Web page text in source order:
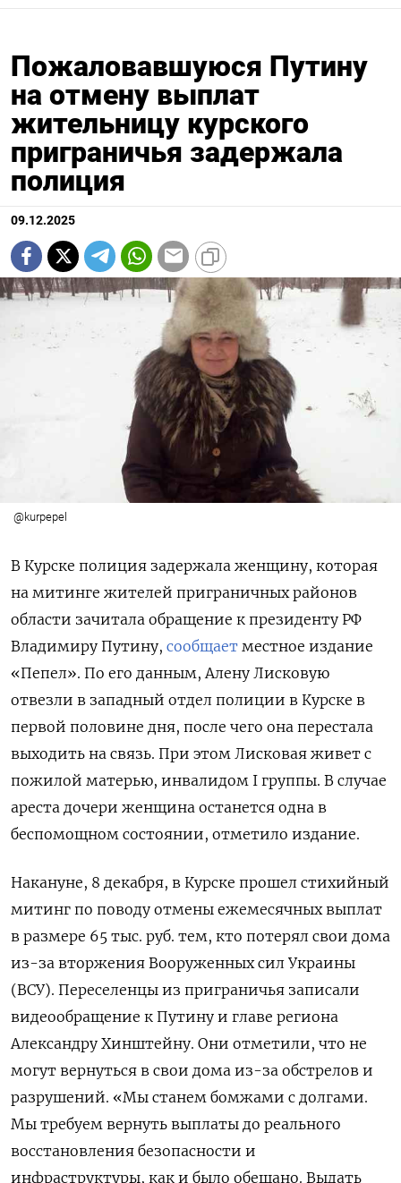
Пожаловавшуюся Путину
на отмену выплат
жительницу курского
приграничья задержала
полиция
09.12.2025
@kurpepel
В Курске полиция задержала женщину, которая
на митинге жителей приграничных районов
области зачитала обращение к президенту РФ
Владимиру Путину, сообщает местное издание
«Пепел». По его данным, Алену Лисковую
отвезли в западный отдел полиции в Курске в
первой половине дня, после чего она перестала
выходить на связь. При этом Лисковая живет с
пожилой матерью, инвалидом I группы. В случае
ареста дочери женщина останется одна в
беспомощном состоянии, отметило издание.
Накануне, 8 декабря, в Курске прошел стихийный
митинг по поводу отмены ежемесячных выплат
в размере 65 тыс. руб. тем, кто потерял свои дома
из-за вторжения Вооруженных сил Украины
(ВСУ). Переселенцы из приграничья записали
видеообращение к Путину и главе региона
Александру Хинштейну. Они отметили, что не
могут вернуться в свои дома из-за обстрелов и
разрушений. «Мы станем бомжами с долгами.
Мы требуем вернуть выплаты до реального
восстановления безопасности и
инфраструктуры, как и было обещано. Выдать